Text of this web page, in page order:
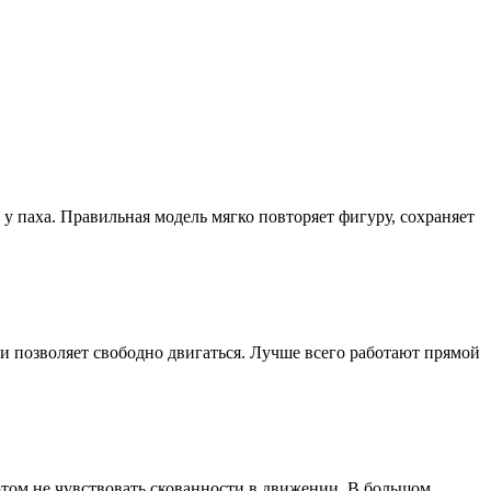
Правильная модель мягко повторяет фигуру, сохраняет
позволяет свободно двигаться. Лучше всего работают прямой